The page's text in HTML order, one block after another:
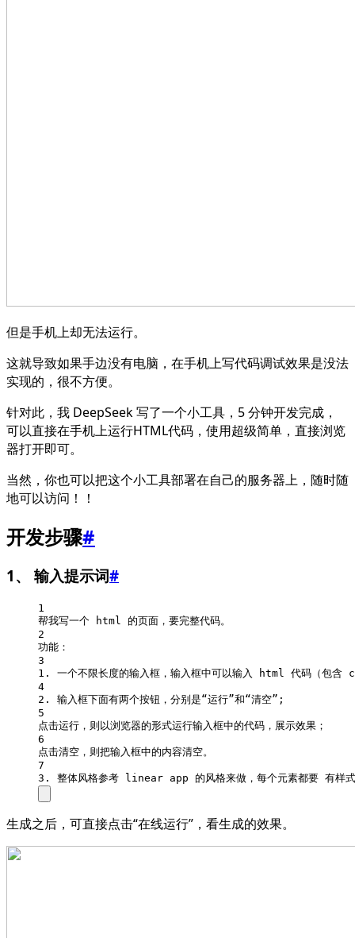
但是手机上却无法运行。
这就导致如果手边没有电脑，在手机上写代码调试效果是没法
实现的，很不方便。
针对此，我 DeepSeek 写了一个小工具，5 分钟开发完成，
可以直接在手机上运行HTML代码，使用超级简单，直接浏览
器打开即可。
当然，你也可以把这个小工具部署在自己的服务器上，随时随
地可以访问！！
开发步骤#
1、 输入提示词#
1
帮我写一个 html 的页面，要完整代码。
2
功能：
3
1. 一个不限长度的输入框，输入框中可以输入 html 代码（包
4
2. 输入框下面有两个按钮，分别是“运行”和“清空”;
5
点击运行，则以浏览器的形式运行输入框中的代码，展示效果；
6
点击清空，则把输入框中的内容清空。
7
3. 整体风格参考 linear app 的风格来做，每个元素都要 有样
生成之后，可直接点击“在线运行”，看生成的效果。